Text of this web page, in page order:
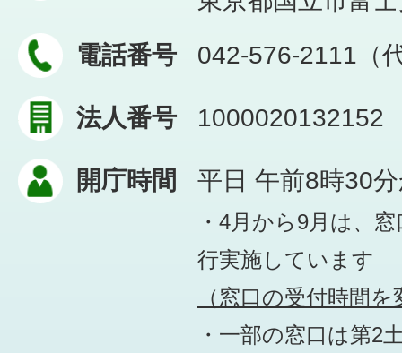
電話番号
042-576-2111（
法人番号 1000020132152
開庁時間 平日 午前8時30
・4月から9月は、
行実施しています
（窓口の受付時間
・一部の窓口は第2